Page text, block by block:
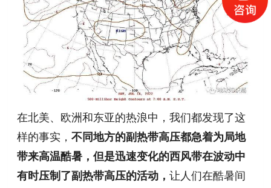
在北美、欧洲和东亚的热浪中，我们都发现了这
样的事实，不同地方的副热带高压都急着为局地
带来高温酷暑，但是迅速变化的西风带在波动中
有时压制了副热带高压的活动，让人们在酷暑间